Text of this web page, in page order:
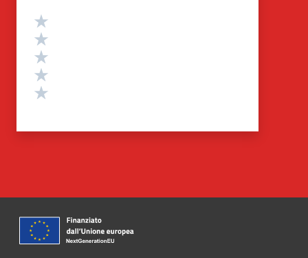
Valutazione